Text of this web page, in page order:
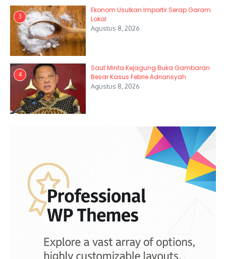
3
Ekonom Usulkan Importir Serap Garam
Lokal
Agustus 8, 2026
4
Saut Minta Kejagung Buka Gambaran
Besar Kasus Febrie Adriansyah
Agustus 8, 2026